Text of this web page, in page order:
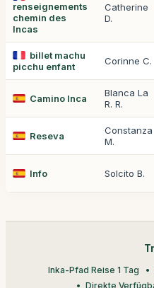
renseignements
chemin des
Incas
Catherine
D.
billet machu
picchu enfant
Corinne C.
Camino Inca
Blanca La
R. R.
Reseva
Constanza
M.
Info Solcito B.
Inka-Pfad Reise 1 Tag
Direkte